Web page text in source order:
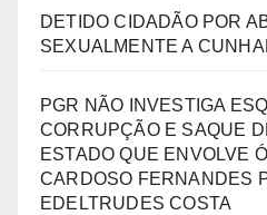
DETIDO CIDADÃO POR
SEXUALMENTE A
PGR NÃO INVESTIGA
CORRUPÇÃO E SAQUE
ESTADO QUE ENVOLVE
CARDOSO FERNANDES
EDELTRUDES COSTA